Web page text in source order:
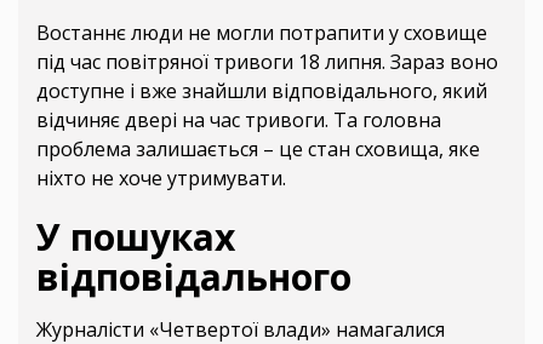
Востаннє люди не могли потрапити у сховище
під час повітряної тривоги 18 липня. Зараз воно
доступне і вже знайшли відповідального, який
відчиняє двері на час тривоги. Та головна
проблема залишається – це стан сховища, яке
ніхто не хоче утримувати.
У пошуках
відповідального
Журналісти «Четвертої влади» намагалися